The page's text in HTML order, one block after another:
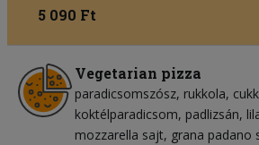
5 090 Ft
Vegetarian pizza
paradicsomszósz rukkola
koktélparadicsom padlizsán
mozzarella sajt grana padano